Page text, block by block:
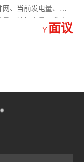
、当前发电量、总
、装机容量、发电
￥ 面议